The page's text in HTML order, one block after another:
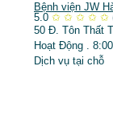
Bệnh viện JW
5.0 ✩ ✩ ✩ ✩ ✩
50 Đ. Tôn Thất
Hoạt Động .
Dịch vụ tại chỗ